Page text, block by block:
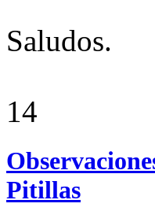
Saludos.
14
Pitillas